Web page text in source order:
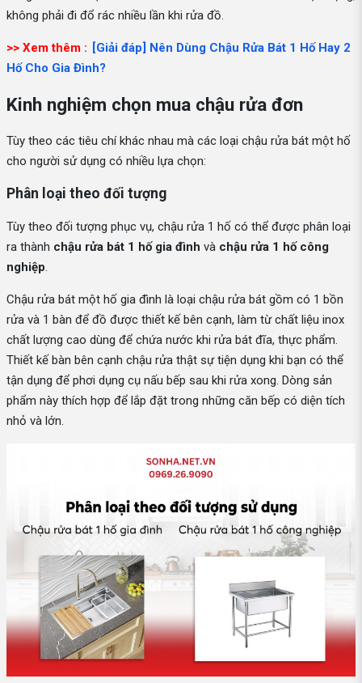
không phải đi đổ rác nhiều lần khi rửa đồ.
>> Xem thêm :
[Giải đáp] Nên Dùng Chậu Rửa Bát 1 Hố Hay 2
Hố Cho Gia Đình?
Kinh nghiệm chọn mua chậu rửa đơn
Tùy theo các tiêu chí khác nhau mà các loại chậu rửa bát một hố
cho người sử dụng có nhiều lựa chọn:
Phân loại theo đối tượng
Tùy theo đối tượng phục vụ, chậu rửa 1 hố có thể được phân loại
ra thành chậu rửa bát 1 hố gia đình và chậu rửa 1 hố công
nghiệp.
Chậu rửa bát một hố gia đình là loại chậu rửa bát gồm có 1 bồn
rửa và 1 bàn để đồ được thiết kế bên cạnh, làm từ chất liệu inox
chất lượng cao dùng để chứa nước khi rửa bát đĩa, thực phẩm.
Thiết kế bàn bên cạnh chậu rửa thật sự tiện dụng khi bạn có thể
tận dụng để phơi dụng cụ nấu bếp sau khi rửa xong. Dòng sản
phẩm này thích hợp để lắp đặt trong những căn bếp có diện tích
nhỏ và lớn.